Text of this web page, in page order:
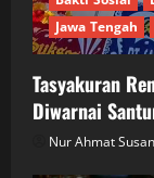
Jawa Tengah
Tasyakuran
Diwarnai
Nur Ahmat